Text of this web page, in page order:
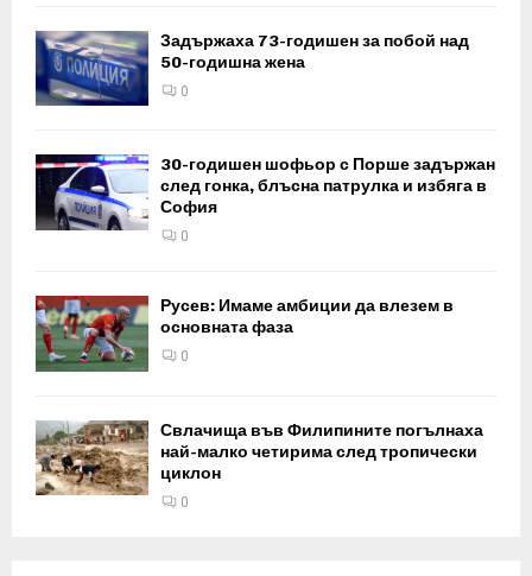
Задържаха 73-годишен за побой над
50-годишна жена
0
30-годишен шофьор с Порше задържан
след гонка, блъсна патрулка и избяга в
София
0
Русев: Имаме амбиции да влезем в
основната фаза
0
Свлачища във Филипините погълнаха
най-малко четирима след тропически
циклон
0